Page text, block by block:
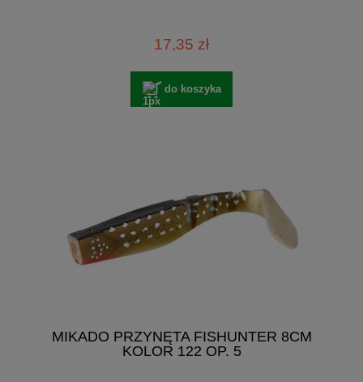
17,35 zł
do koszyka
MIKADO PRZYNĘTA FISHUNTER 8CM
KOLOR 122 OP. 5